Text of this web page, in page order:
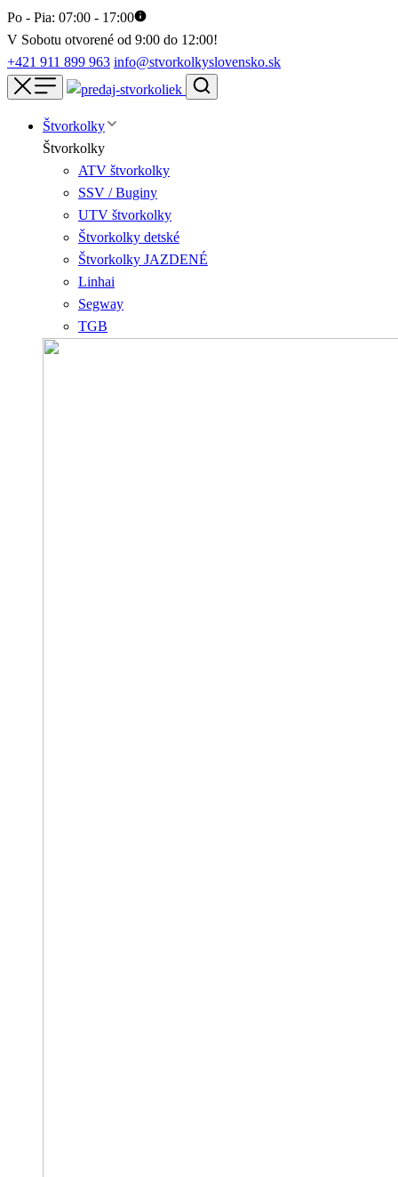
Po - Pia: 07:00 - 17:00
V Sobotu otvorené od 9:00 do 12:00!
+421 911 899 963 info@stvorkolkyslovensko.sk
Štvorkolky
Štvorkolky
ATV štvorkolky
SSV / Buginy
UTV štvorkolky
Štvorkolky detské
Štvorkolky JAZDENÉ
Linhai
Segway
TGB